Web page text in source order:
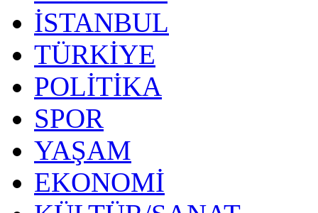
İSTANBUL
TÜRKİYE
POLİTİKA
SPOR
YAŞAM
EKONOMİ